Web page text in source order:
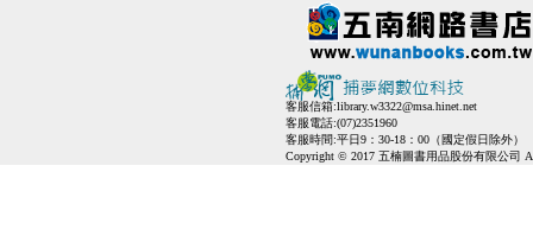
客服信箱:library.w3322@msa.hinet.net
客服電話:(07)2351960
客服時間:平日9：30-18：00（國定假日除外）
Copyright © 2017 五楠圖書用品股份有限公司